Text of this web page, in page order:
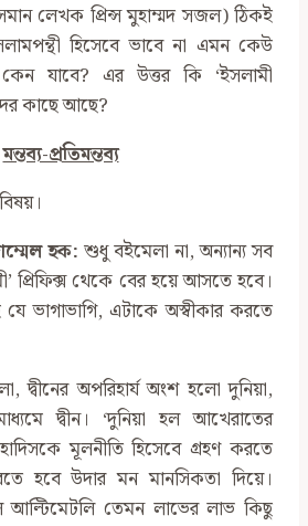
লেখক প্রিন্স মুহাম্মদ সজল) ঠিকই
হিসেবে ভাবে না এমন কেউ
কেন যাবে? এর উত্তর কি ‘ইসলামী
কাছে আছে?
মন্তব্য-প্রতিমন্তব্য
হক: শুধু বইমেলা না, অন্যান্য সব
প্রিফিক্স থেকে বের হয়ে আসতে হবে।
যে ভাগাভাগি, এটাকে অস্বীকার করতে
দ্বীনের অপরিহার্য অংশ হলো দুনিয়া,
দ্বীন। ‌‘দুনিয়া হল আখেরাতের
মূলনীতি হিসেবে গ্রহণ করতে
হবে উদার মন মানসিকতা দিয়ে।
আল্টিমেটলি তেমন লাভের লাভ কিছু